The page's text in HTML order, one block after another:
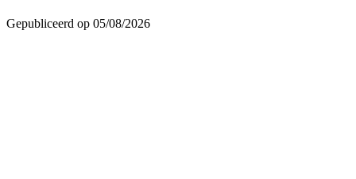
Gepubliceerd op 05/08/2026